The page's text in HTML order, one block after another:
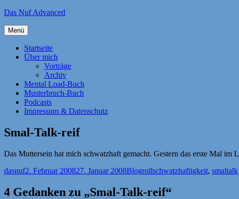
Zum
springen
Das Nuf Advanced
Menü
Startseite
Über mich
Vorträge
Archiv
Mental Load-Buch
Musterbruch-Buch
Podcasts
Impressum & Datenschutz
Smal-Talk-reif
Das Muttersein hat mich schwatzhaft gemacht. Gestern das erste Mal
Autor
dasnufVeröffentlicht
2. Februar 200827. Januar 2008Kategorien
BlogrollSchlagwörter
schwatzhaftigkeit, smaltalk
4 Gedanken zu „Smal-Talk-reif“